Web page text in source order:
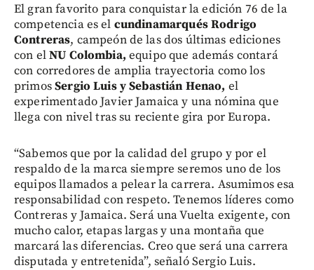
El gran favorito para conquistar la edición 76 de la
competencia es el cundinamarqués Rodrigo
Contreras, campeón de las dos últimas ediciones
con elNU Colombia, equipo que además contará
con corredores de amplia trayectoria como los
primosSergio Luis y Sebastián Henao, el
experimentado Javier Jamaica y una nómina que
llega con nivel tras su reciente gira por Europa.
“Sabemos que por la calidad del grupo y por el
respaldo de la marca siempre seremos uno de los
equipos llamados a pelear la carrera. Asumimos esa
responsabilidad con respeto. Tenemos líderes como
Contreras y Jamaica. Será una Vuelta exigente, con
mucho calor, etapas largas y una montaña que
marcará las diferencias. Creo que será una carrera
disputada y entretenida”, señaló Sergio Luis.